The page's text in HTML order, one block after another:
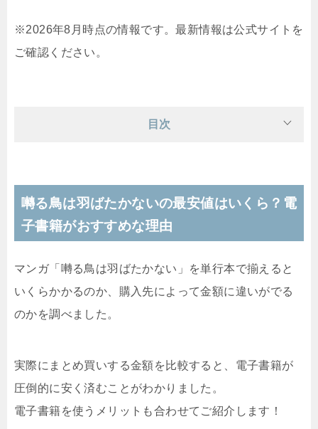
※2026年8月時点の情報です。最新情報は公式サイトを
ご確認ください。
目次
囀る鳥は羽ばたかないの最安値はいくら？電
子書籍がおすすめな理由
マンガ「囀る鳥は羽ばたかない」を単行本で揃えると
いくらかかるのか、購入先によって金額に違いがでる
のかを調べました。
実際にまとめ買いする金額を比較すると、電子書籍が
圧倒的に安く済むことがわかりました。
電子書籍を使うメリットも合わせてご紹介します！